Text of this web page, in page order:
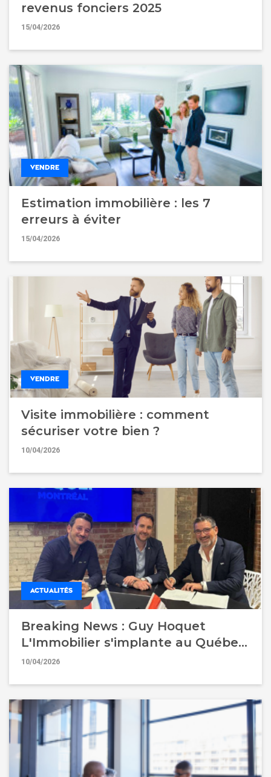
revenus fonciers 2025
15/04/2026
VENDRE
Estimation immobilière : les 7
erreurs à éviter
15/04/2026
VENDRE
Visite immobilière : comment
sécuriser votre bien ?
10/04/2026
ACTUALITÉS
Breaking News : Guy Hoquet
L'Immobilier s'implante au Québec
pour accélérer son développement
10/04/2026